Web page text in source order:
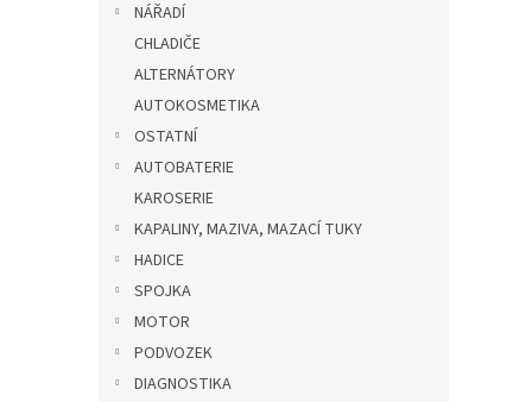
NÁŘADÍ
CHLADIČE
ALTERNÁTORY
AUTOKOSMETIKA
OSTATNÍ
AUTOBATERIE
KAROSERIE
KAPALINY, MAZIVA, MAZACÍ TUKY
HADICE
SPOJKA
MOTOR
PODVOZEK
DIAGNOSTIKA